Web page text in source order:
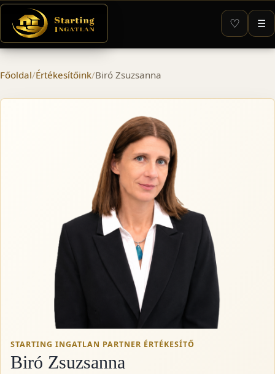
♡ ☰
Főoldal/Értékesítőink/Biró Zsuzsanna
STARTING INGATLAN PARTNER ÉRTÉKESÍTŐ
Biró Zsuzsanna